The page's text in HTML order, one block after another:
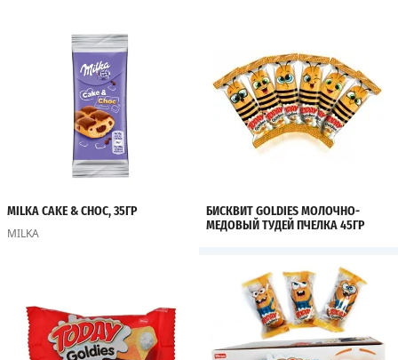
MILKA CAKE & CHOC, 35ГР
MILKA
БИСКВИТ GOLDIES МОЛОЧНО-
МЕДОВЫЙ ТУДЕЙ ПЧЕЛКА 45ГР